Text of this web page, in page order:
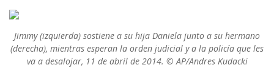
Jimmy (izquierda) sostiene a su hija Daniela junto a su hermano
(derecha), mientras esperan la orden judicial y a la policía que les
va a desalojar, 11 de abril de 2014. © AP/Andres Kudacki